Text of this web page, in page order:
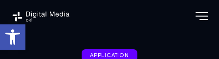
Ouvrir la barre d’outils
APPLICATION